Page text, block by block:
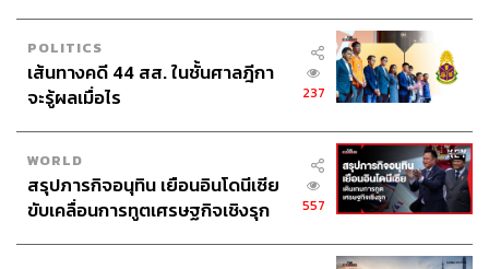
ฟรานเซส แม็กดอร์มานด์ ในชุดของ Valentino
POLITICS
เส้นทางคดี 44 สส. ในชั้นศาลฎีกา
จะรู้ผลเมื่อไร
237
WORLD
สรุปภารกิจอนุทิน เยือนอินโดนีเซีย
ขับเคลื่อนการทูตเศรษฐกิจเชิงรุก
557